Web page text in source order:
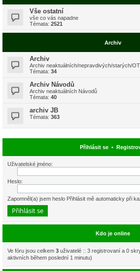
Vše ostatní
vše co vás napadne
Témata: 2521
Archiv
Archiv
Archiv neaktuálních/nepravdivých/starých/
Témata: 34
Archiv Návodů
Archiv neaktuálních Návodů
Témata: 40
archiv JB
Témata: 363
Přihlásit se•
Uživatelské jméno:
Heslo:
Zapomněl(a) jsem heslo Přihlásit mě automaticky při
Kdo je online
Ve fóru jsou celkem 3 uživatelé :: 3 registrovaní a 0
aktivních během poslední 1 minutu)